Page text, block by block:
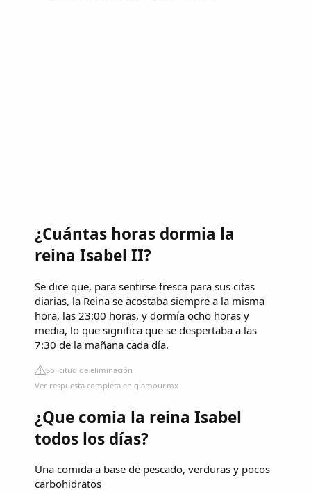
¿Cuántas horas dormia la
reina Isabel II?
Se dice que, para sentirse fresca para sus citas
diarias, la Reina se acostaba siempre a la misma
hora, las 23:00 horas, y dormía ocho horas y
media, lo que significa que se despertaba a las
7:30 de la mañana cada día.
Solicitud de eliminación
Ver respuesta completa en glamour.mx
¿Que comia la reina Isabel
todos los días?
Una comida a base de pescado, verduras y pocos
carbohidratos